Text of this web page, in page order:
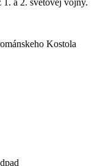
1. a 2. svetovej vojny.
Kostola